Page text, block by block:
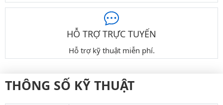
HỖ TRỢ TRỰC TUYẾN
Hỗ trợ kỹ thuật miễn phí.
THÔNG SỐ KỸ THUẬT